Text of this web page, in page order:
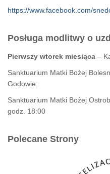
https://www.facebook.com/
Posługa modlitwy o
Pierwszy wtorek miesiąca –
Sanktuarium Matki Bożej
Godowie:
Sanktuarium Matki Bożej
godz. 18:00
Polecane Strony